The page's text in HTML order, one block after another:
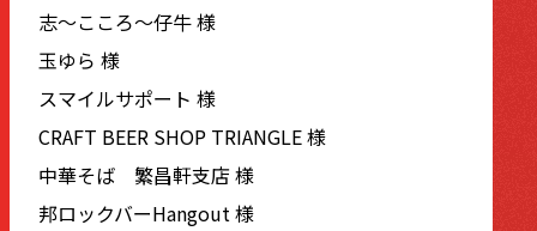
志〜こころ〜仔牛 様
玉ゆら 様
スマイルサポート 様
CRAFT BEER SHOP TRIANGLE 様
中華そば 繁昌軒支店 様
邦ロックバーHangout 様